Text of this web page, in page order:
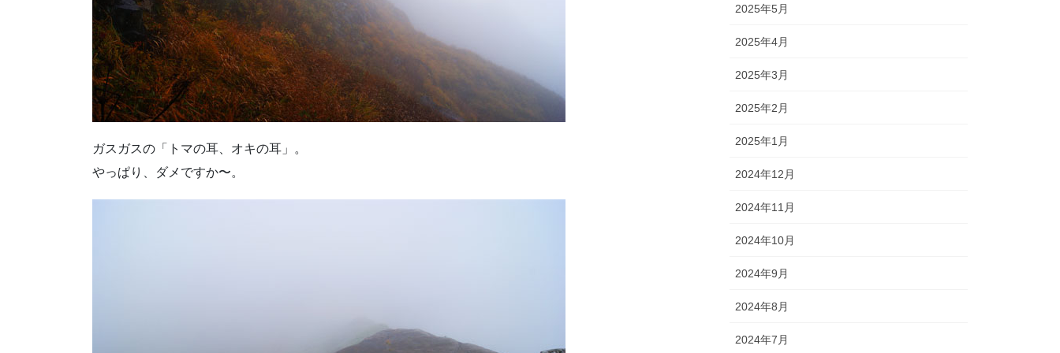
ガスガスの「トマの耳、オキの耳」。
やっぱり、ダメですか〜。
2025年5月
2025年4月
2025年3月
2025年2月
2025年1月
2024年12月
2024年11月
2024年10月
2024年9月
2024年8月
2024年7月